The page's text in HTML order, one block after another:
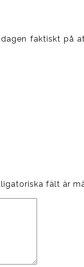
faktiskt
fält är